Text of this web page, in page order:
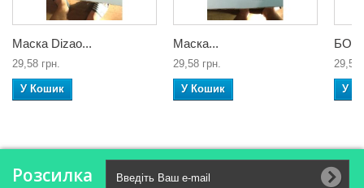
Маска Dizao...
29,58 грн.
У Кошик
Маска...
29,58 грн.
У Кошик
29,58
У
Розсилка